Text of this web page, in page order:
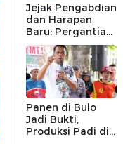
Jejak Pengabdian
dan Harapan
Baru: Pergantian
Kapolres Sidrap
dalam Perspektif
Karier Dua
Perwira
Panen di Bulo
Jadi Bukti,
Produksi Padi di